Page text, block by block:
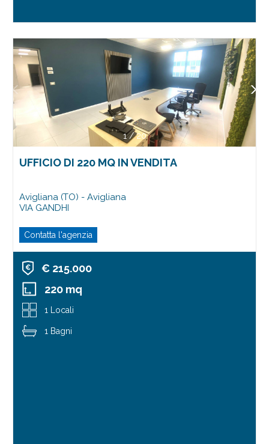
1/20
UFFICIO DI 220 MQ IN VENDITA
Avigliana (TO) - Avigliana
VIA GANDHI
Contatta l'agenzia
€ 215.000
220 mq
1 Locali
1 Bagni